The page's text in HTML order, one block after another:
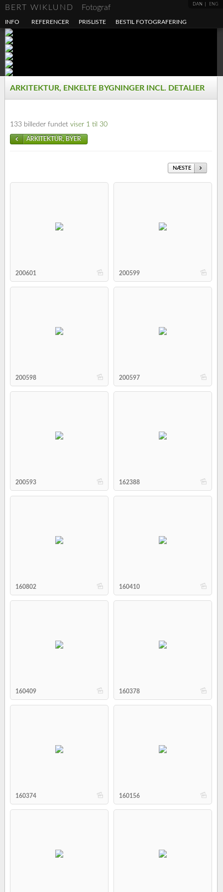
DAN ENG
BERT WIKLUND Fotograf
INFO REFERENCER PRISLISTE BESTIL FOTOGRAFERING
ARKITEKTUR, ENKELTE BYGNINGER INCL. DETALIER
133 billeder fundet viser 1 til 30
ARKITEKTUR, BYER
NÆSTE
b
200601 b
200599
b
200598 b
200597
b
200593 b
162388
b
160802 b
160410
b
160409 b
160378
b
160374 b
160156